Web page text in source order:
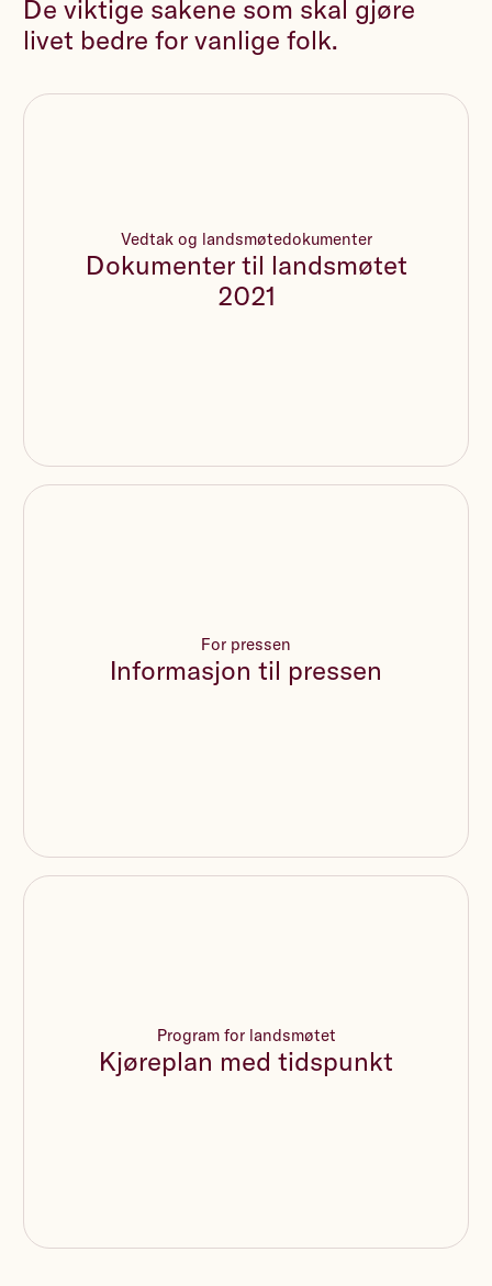
De viktige sakene som skal gjøre
livet bedre for vanlige folk.
Vedtak og landsmøtedokumenter
Dokumenter til landsmøtet
2021
For pressen
Informasjon til pressen
Program for landsmøtet
Kjøreplan med tidspunkt